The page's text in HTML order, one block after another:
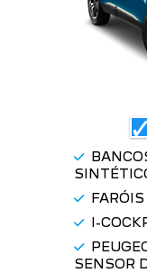
I-
SENSOR